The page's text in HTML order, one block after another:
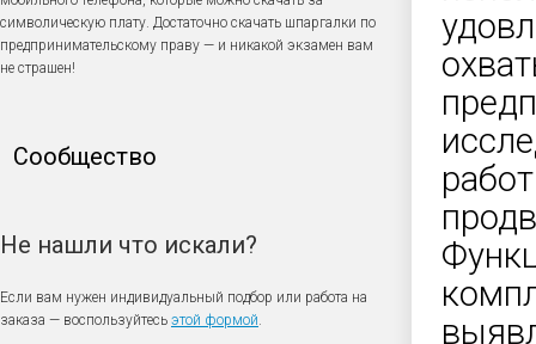
символическую плату. Достаточно скачать шпаргалки по
предпринимательскому праву — и никакой экзамен вам
не страшен!
Сообщество
Не нашли что искали?
Если вам нужен индивидуальный подбор или работа на
заказа — воспользуйтесь этой формой.